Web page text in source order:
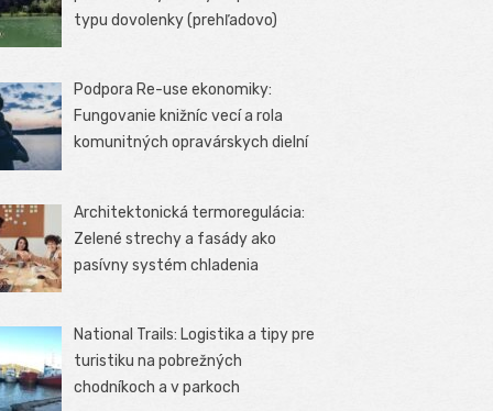
typu dovolenky (prehľadovo)
Podpora Re-use ekonomiky:
Fungovanie knižníc vecí a rola
komunitných opravárskych dielní
Architektonická termoregulácia:
Zelené strechy a fasády ako
pasívny systém chladenia
National Trails: Logistika a tipy pre
turistiku na pobrežných
chodníkoch a v parkoch